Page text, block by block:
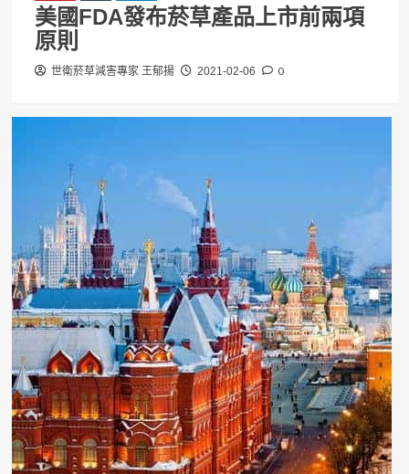
美國FDA發布菸草產品上市前兩項
原則
世衛菸草減害專家 王郁揚 2021-02-06 0